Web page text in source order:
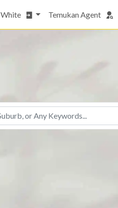
White Temukan Agent